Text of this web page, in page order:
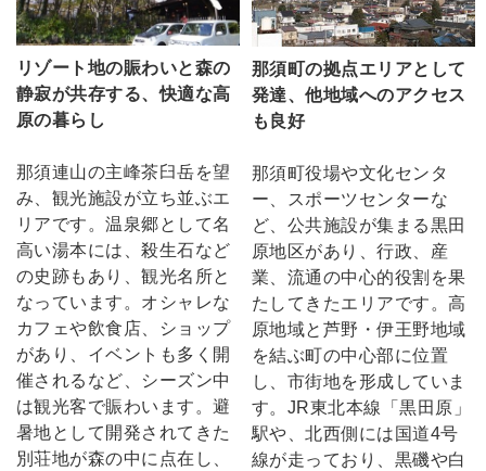
リゾート地の賑わいと森の
静寂が共存する、快適な高
原の暮らし
那須連山の主峰茶臼岳を望
み、観光施設が立ち並ぶエ
リアです。温泉郷として名
高い湯本には、殺生石など
の史跡もあり、観光名所と
なっています。オシャレな
カフェや飲食店、ショップ
があり、イベントも多く開
催されるなど、シーズン中
は観光客で賑わいます。避
暑地として開発されてきた
別荘地が森の中に点在し、
那須町の拠点エリアとして
発達、他地域へのアクセス
も良好
那須町役場や文化センタ
ー、スポーツセンターな
ど、公共施設が集まる黒田
原地区があり、行政、産
業、流通の中心的役割を果
たしてきたエリアです。高
原地域と芦野・伊王野地域
を結ぶ町の中心部に位置
し、市街地を形成していま
す。JR東北本線「黒田原」
駅や、北西側には国道4号
線が走っており、黒磯や白